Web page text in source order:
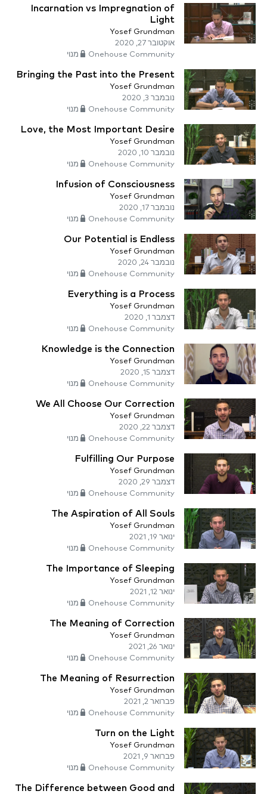
Incarnation vs Impregnation of
Light
Yosef Grundman
אוקטובר 27, 2020
Onehouse Community מנוי
Bringing the Past into the Present
Yosef Grundman
נובמבר 3, 2020
Onehouse Community מנוי
Love, the Most Important Desire
Yosef Grundman
נובמבר 10, 2020
Onehouse Community מנוי
Infusion of Consciousness
Yosef Grundman
נובמבר 17, 2020
Onehouse Community מנוי
Our Potential is Endless
Yosef Grundman
נובמבר 24, 2020
Onehouse Community מנוי
Everything is a Process
Yosef Grundman
דצמבר 1, 2020
Onehouse Community מנוי
Knowledge is the Connection
Yosef Grundman
דצמבר 15, 2020
Onehouse Community מנוי
We All Choose Our Correction
Yosef Grundman
דצמבר 22, 2020
Onehouse Community מנוי
Fulfilling Our Purpose
Yosef Grundman
דצמבר 29, 2020
Onehouse Community מנוי
The Aspiration of All Souls
Yosef Grundman
ינואר 19, 2021
Onehouse Community מנוי
The Importance of Sleeping
Yosef Grundman
ינואר 12, 2021
Onehouse Community מנוי
The Meaning of Correction
Yosef Grundman
ינואר 26, 2021
Onehouse Community מנוי
The Meaning of Resurrection
Yosef Grundman
פברואר 2, 2021
Onehouse Community מנוי
Turn on the Light
Yosef Grundman
פברואר 9, 2021
Onehouse Community מנוי
The Difference between Good and